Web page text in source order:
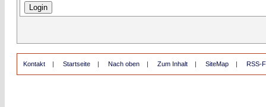
Kontakt | Startseite | Nach oben | Zum Inhalt | SiteMap | RSS-